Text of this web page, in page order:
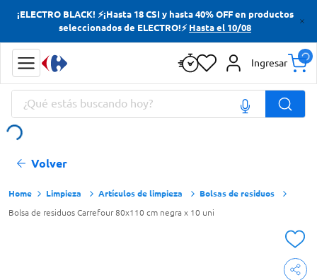
¡ELECTRO BLACK! ⚡¡Hasta 18 CSI y hasta 40% OFF en productos
seleccionados de ELECTRO!⚡ Hasta el 10/08
Ingresar
¿Qué estás buscando hoy?
Volver
Limpieza Artículos de limpieza Bolsas de residuos
Bolsa de residuos Carrefour 80x110 cm negra x 10 uni
Términos más buscados
Yerba
Cerveza
Doves
Términos más buscados
Yerba
Cerveza
Doves
Jabon Tocador